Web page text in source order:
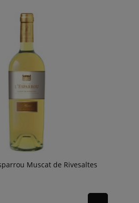
Muscat de Rivesaltes